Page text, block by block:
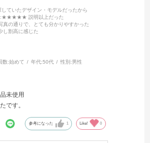
していたデザイン・モデルだったから
:★★★★★ 説明以上だった
通りで、とても分かりやすかった
割高に感じた
数:始めて 年代:50代 性別:男性
未使用
です。
参考になった 1 Like! 0